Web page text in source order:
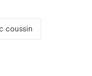
coussin